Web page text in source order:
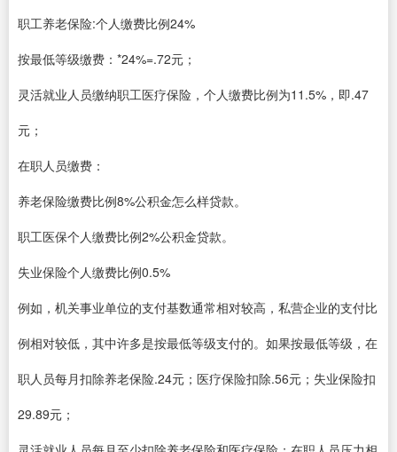
职工养老保险:个人缴费比例24%
按最低等级缴费：*24%=.72元；
灵活就业人员缴纳职工医疗保险，个人缴费比例为11.5%，即.47
元；
在职人员缴费：
养老保险缴费比例8%公积金怎么样贷款。
职工医保个人缴费比例2%公积金贷款。
失业保险个人缴费比例0.5%
例如，机关事业单位的支付基数通常相对较高，私营企业的支付比
例相对较低，其中许多是按最低等级支付的。如果按最低等级，在
职人员每月扣除养老保险.24元；医疗保险扣除.56元；失业保险扣
29.89元；